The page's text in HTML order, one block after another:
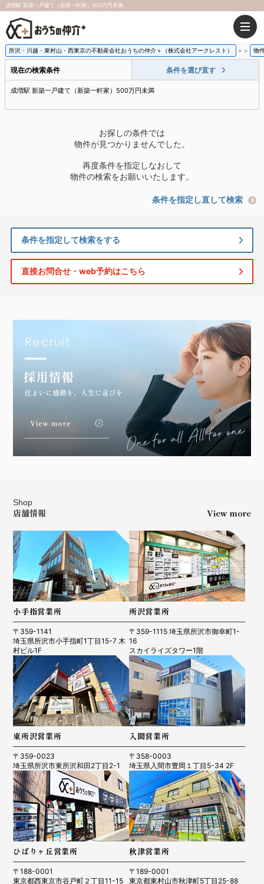
成増駅 新築一戸建て（新築一軒家）500万円未満
所沢・川越・東村山・西東京の不動産会社おうちの仲介＋（株式会社アークレスト） > 物
現在の検索条件 条件を選び直す
成増駅 新築一戸建て（新築一軒家）500万円未満
お探しの条件では
物件が見つかりませんでした。
再度条件を指定しなおして
物件の検索をお願いいたします。
条件を指定し直して検索
条件を指定して検索をする
直接お問合せ・web予約はこちら
Shop
店舗情報 View more
小手指営業所
〒359-1141
埼玉県所沢市小手指町1丁目15-7 木
村ビル1F
所沢営業所
〒359-1115 埼玉県所沢市御幸町1-
16
スカイライズタワー1階
東所沢営業所
〒359-0023
埼玉県所沢市東所沢和田2丁目2-1
入間営業所
〒358-0003
埼玉県入間市豊岡１丁目5-34 2F
ひばりヶ丘営業所
〒188-0001
東京都西東京市谷戸町２丁目11-15
秋津営業所
〒189-0001
東京都東村山市秋津町5丁目25-88